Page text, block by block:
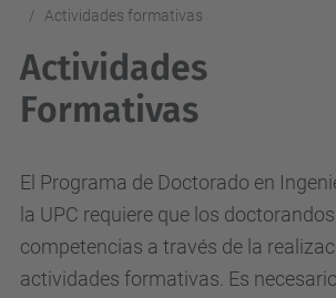
Actividades formativas
Actividades
Formativas
El Programa de Doctorado en
la UPC requiere que los
competencias a través de la
actividades formativas. Es